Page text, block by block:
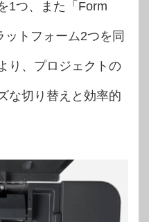
1つ、また「Form
ットフォーム2つを同
り、プロジェクトの
な切り替えと効率的